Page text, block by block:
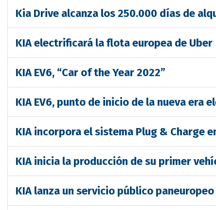
Kia Drive alcanza los 250.000 días de
KIA electrificará la flota europea de Uber
KIA EV6, “Car of the Year 2022”
KIA EV6, punto de inicio de la nueva era
KIA incorpora el sistema Plug & Charge
KIA inicia la producción de su primer
KIA lanza un servicio público